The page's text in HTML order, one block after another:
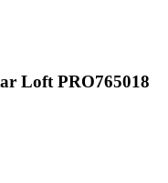
Loft PRO765018